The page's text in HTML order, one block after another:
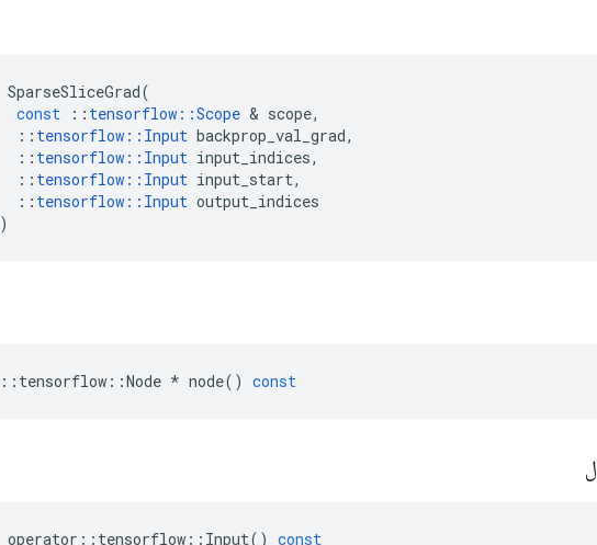
SparseSliceGrad(
const
:: tensorflow ::Scope & scope,
:: tensorflow :: Input backprop_val_grad,
:: tensorflow :: Input input_indices,
:: tensorflow :: Input input_start,
:: tensorflow :: Input output_indices
)
:: tensorflow ::Node * node() const
operator :: tensorflow :: Input() const